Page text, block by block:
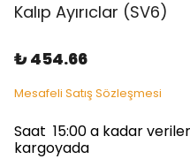
Kalıp Ayırıclar (SV6)
₺ 454.66
Mesafeli Satış Sözleşmesi
Saat 15:00 a kadar
kargoyada